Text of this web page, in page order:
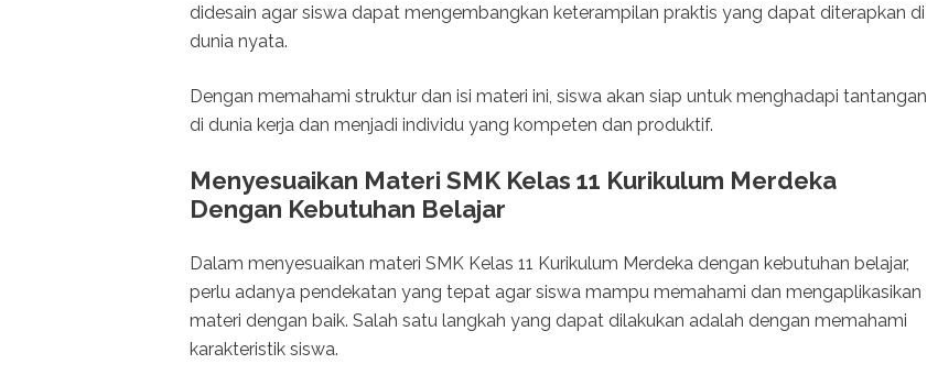
didesain agar siswa dapat mengembangkan keterampilan praktis yang dapat diterapkan di
dunia nyata.
Dengan memahami struktur dan isi materi ini, siswa akan siap untuk menghadapi tantangan
di dunia kerja dan menjadi individu yang kompeten dan produktif.
Menyesuaikan Materi SMK Kelas 11 Kurikulum Merdeka
Dengan Kebutuhan Belajar
Dalam menyesuaikan materi SMK Kelas 11 Kurikulum Merdeka dengan kebutuhan belajar,
perlu adanya pendekatan yang tepat agar siswa mampu memahami dan mengaplikasikan
materi dengan baik. Salah satu langkah yang dapat dilakukan adalah dengan memahami
karakteristik siswa.